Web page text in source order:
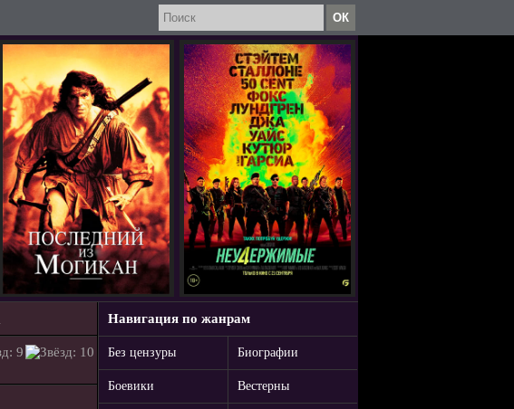
Навигация по жанрам
Без цензуры Биографии
Боевики Вестерны